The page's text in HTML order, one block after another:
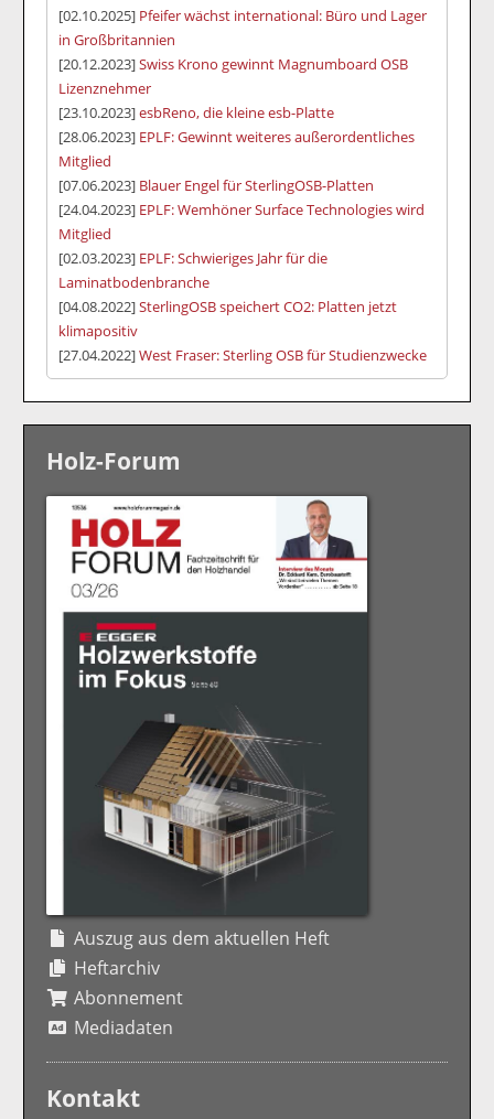
[02.10.2025] Pfeifer wächst international: Büro und Lager
in Großbritannien
[20.12.2023]Swiss Krono gewinnt Magnumboard OSB
Lizenznehmer
[23.10.2023]esbReno, die kleine ­esb-Platte
[28.06.2023] EPLF: Gewinnt weiteres außerordentliches
Mitglied
[07.06.2023] Blauer Engel für SterlingOSB-Platten
[24.04.2023] EPLF: Wemhöner Surface Technologies wird
Mitglied
[02.03.2023] EPLF: Schwieriges Jahr für die
Laminatbodenbranche
[04.08.2022]SterlingOSB speichert CO2: Platten jetzt
klimapositiv
[27.04.2022]West Fraser: Sterling OSB für Studienzwecke
Holz-Forum
Auszug aus dem aktuellen Heft
Heftarchiv
Abonnement
Mediadaten
Kontakt